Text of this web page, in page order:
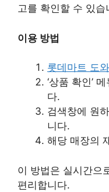
고를 확인할 수 있습
이용 방법
롯데마트 도
‘상품 확인’
다.
검색창에 원
니다.
해당 매장의
이 방법은 실시간으
편리합니다.